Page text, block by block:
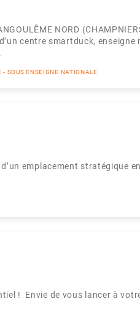
NORD
centre smartduck, enseigne
SOUS ENSEIGNE NATIONALE
emplacement stratégique
! Envie de vous lancer à